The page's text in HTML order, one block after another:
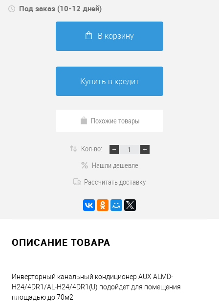
Под заказ (10-12 дней)
В корзину
Купить в кредит
Похожие товары
Кол-во:
Нашли дешевле
Рассчитать доставку
ОПИСАНИЕ ТОВАРА
Инверторный канальный кондиционер AUX ALMD-
H24/4DR1/AL-H24/4DR1(U) подойдет для помещения
площадью до 70м2